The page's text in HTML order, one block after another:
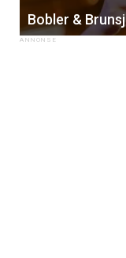
Bobler & Brunsj